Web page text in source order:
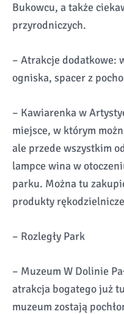
Bukowcu, a także
przyrodniczych.
– Atrakcje dodatkowe:
ogniska, spacer z
– Kawiarenka w
miejsce, w którym
ale przede wszystkim
lampce wina w
parku. Można tu
produkty
– Rozległy Park
– Muzeum W Dolinie
atrakcja bogatego już
muzeum zostają